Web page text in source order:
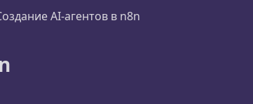
AI-агентов в n8n